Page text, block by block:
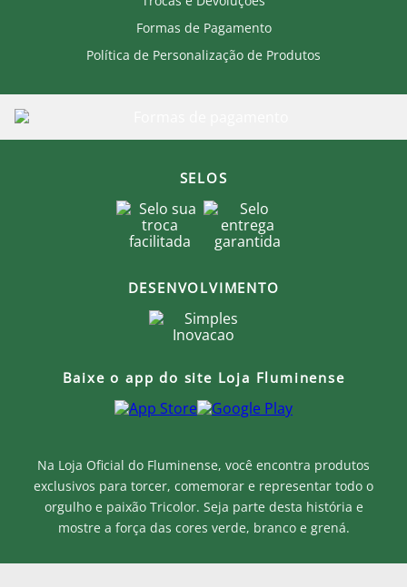
Na Loja Oficial do Fluminense, você encontra produtos
exclusivos para torcer, comemorar e representar todo o
orgulho e paixão Tricolor. Seja parte desta história e
mostre a força das cores verde, branco e grená.
Formas de Pagamento
Política de Personalização de Produtos
SELOS
DESENVOLVIMENTO
Baixe o app do site Loja Fluminense